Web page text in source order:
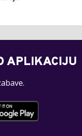
APLIKACIJU